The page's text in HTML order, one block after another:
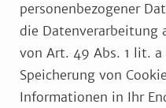
personenbezogener
die Datenverarbeitung
von Art. 49 Abs. 1 lit. a
Speicherung von
Informationen in Ihr